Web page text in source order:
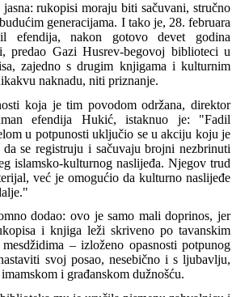
rukopisi moraju biti sačuvani, stručno
generacijama. I tako je, 28. februara
efendija, nakon gotovo devet godina
predao Gazi Husrev-begovoj biblioteci u
zajedno s drugim knjigama i kulturnim
naknadu, niti priznanje.
koja je tim povodom održana, direktor
efendija Hukić, istaknuo je: "Fadil
u potpunosti uključio se u akciju koju je
se registruju i sačuvaju brojni nezbrinuti
islamsko-kulturnog naslijeđa. Njegov trud
već je omogućio da kulturno naslijeđe
dodao: ovo je samo mali doprinos, jer
i knjiga leži skriveno po tavanskim
– izloženo opasnosti potpunog
svoj posao, nesebično i s ljubavlju,
i građanskom dužnošću.